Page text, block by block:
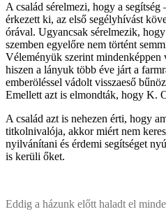
A család sérelmezi, hogy a
érkezett ki, az első segélyhívást
órával. Ugyancsak sérelmezik,
szemben egyelőre nem történt
Véleményük szerint mindenképpen
hiszen a lányuk több éve járt a
emberöléssel vádolt visszaeső
Emellett azt is elmondták, hogy K.
A család azt is nehezen érti, hogy
titkolnivalója, akkor miért nem
nyilvánítani és érdemi segítséget
is kerüli őket.
Eddig a házunk előtt haladt el